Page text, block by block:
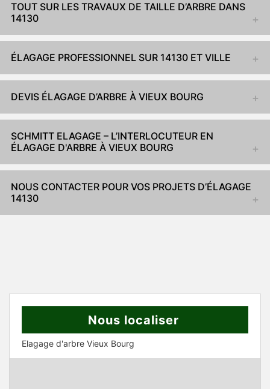
TOUT SUR LES TRAVAUX DE TAILLE D’ARBRE DANS
14130
ÉLAGAGE PROFESSIONNEL SUR 14130 ET VILLE
DEVIS ÉLAGAGE D’ARBRE À VIEUX BOURG
SCHMITT ELAGAGE – L’INTERLOCUTEUR EN
ÉLAGAGE D'ARBRE À VIEUX BOURG
NOUS CONTACTER POUR VOS PROJETS D’ÉLAGAGE
14130
Nous localiser
Elagage d'arbre Vieux Bourg